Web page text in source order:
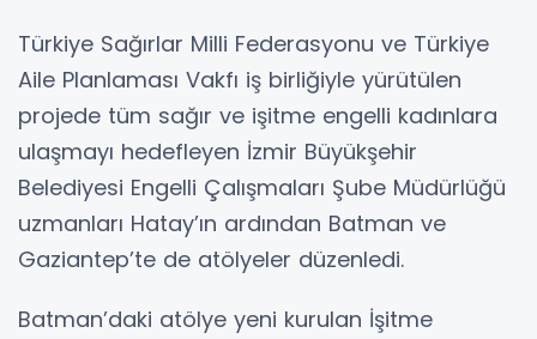
Türkiye Sağırlar Milli Federasyonu ve Türkiye
Aile Planlaması Vakfı iş birliğiyle yürütülen
projede tüm sağır ve işitme engelli kadınlara
ulaşmayı hedefleyen İzmir Büyükşehir
Belediyesi Engelli Çalışmaları Şube Müdürlüğü
uzmanları Hatay’ın ardından Batman ve
Gaziantep’te de atölyeler düzenledi.
Batman’daki atölye yeni kurulan İşitme